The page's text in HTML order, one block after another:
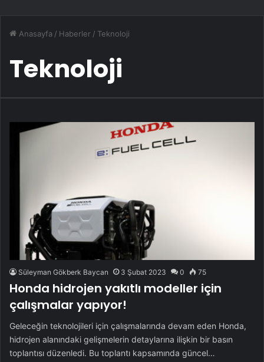
Anasayfa / Haberler / Teknoloji
Teknoloji
Süleyman Gökberk Baycan 3 Şubat 2023 0 75
Honda hidrojen yakıtlı modeller için
çalışmalar yapıyor!
Geleceğin teknolojileri için çalışmalarında devam eden Honda,
hidrojen alanındaki gelişmelerin detaylarına ilişkin bir basın
toplantısı düzenledi. Bu toplantı kapsamında güncel…